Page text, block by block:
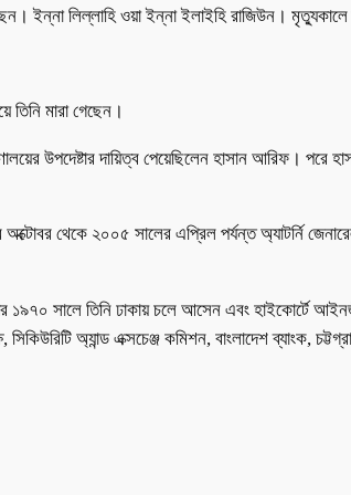
ইন্না লিল্লাহি ওয়া ইন্না ইলাইহি রাজিউন।
তিনি মারা গেছেন।
উপদেষ্টার দায়িত্ব পেয়েছিলেন হাসান আরিফ। পরে
থেকে ২০০৫ সালের এপ্রিল পর্যন্ত অ্যাটর্নি
সালে তিনি ঢাকায় চলে আসেন এবং হাইকোর্টে
অ্যান্ড এক্সচেঞ্জ কমিশন, বাংলাদেশ ব্যাংক,